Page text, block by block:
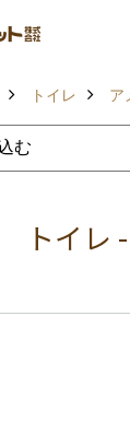
トイレ ア
イレ -